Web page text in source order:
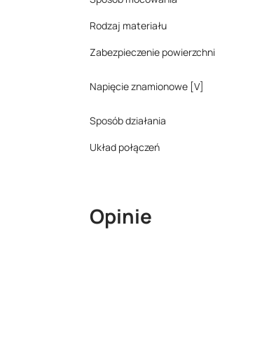
Rodzaj materiału
Zabezpieczenie powierzchni
Napięcie znamionowe [V]
Sposób działania
Układ połączeń
Opinie